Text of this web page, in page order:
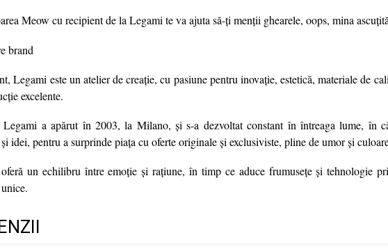
Meow cu recipient de la Legami te va ajuta să-ți menții ghearele, oops, mina
brand
Legami este un atelier de creație, cu pasiune pentru inovație, estetică, materiale de
excelente.
a apărut în 2003, la Milano, și s-a dezvoltat constant în întreaga lume, în
idei, pentru a surprinde piața cu oferte originale și exclusiviste, pline de umor și
un echilibru între emoție și rațiune, în timp ce aduce frumusețe și tehnologie